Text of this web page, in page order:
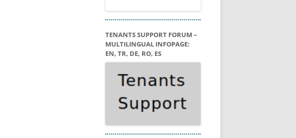
TENANTS SUPPORT FORUM –
MULTILINGUAL INFOPAGE:
EN, TR, DE, RO, ES